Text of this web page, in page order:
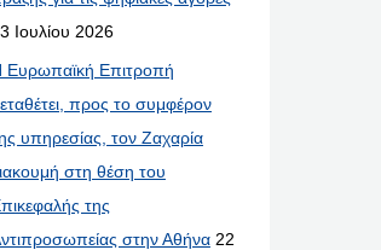
Ιουλίου 2026
Ευρωπαϊκή Επιτροπή
προς το συμφέρον
υπηρεσίας, τον Ζαχαρία
στη θέση του
της
στην Αθήνα 22